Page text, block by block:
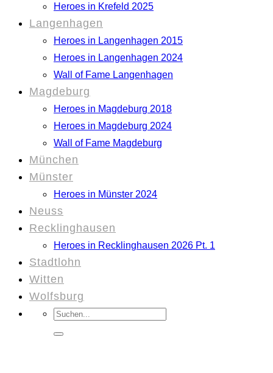
Heroes in Krefeld 2025
Langenhagen
Heroes in Langenhagen 2015
Heroes in Langenhagen 2024
Wall of Fame Langenhagen
Magdeburg
Heroes in Magdeburg 2018
Heroes in Magdeburg 2024
Wall of Fame Magdeburg
München
Münster
Heroes in Münster 2024
Neuss
Recklinghausen
Heroes in Recklinghausen 2026 Pt. 1
Stadtlohn
Witten
Wolfsburg
Suchen
nach: